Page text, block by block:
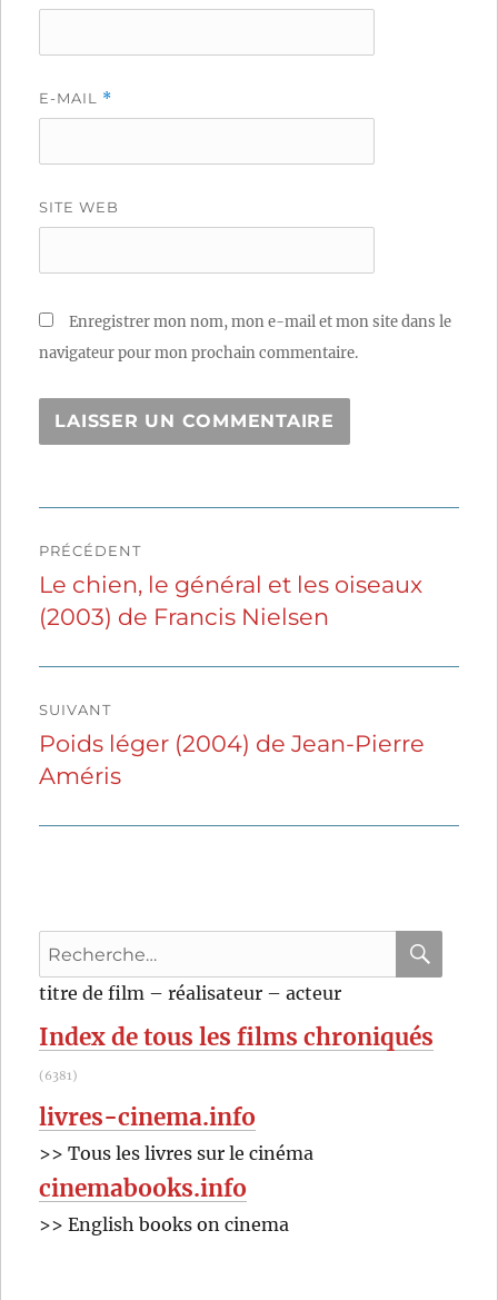
E-MAIL *
SITE WEB
Enregistrer mon nom, mon e-mail et mon site dans le
navigateur pour mon prochain commentaire.
de
l’article
PRÉCÉDENT
Publication
précédente :
Le chien, le général et les oiseaux
(2003) de Francis Nielsen
SUIVANT
Publication
suivante :
Poids léger (2004) de Jean-Pierre
Améris
Recherche
pour
:
titre de film – réalisateur – acteur
Index de tous les films chroniqués
(6381)
livres-cinema.info
>> Tous les livres sur le cinéma
cinemabooks.info
>> English books on cinema